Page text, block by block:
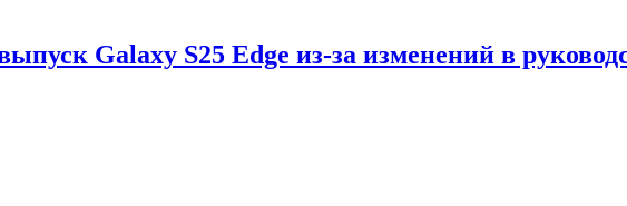
Galaxy S25 Edge из-за изменений в